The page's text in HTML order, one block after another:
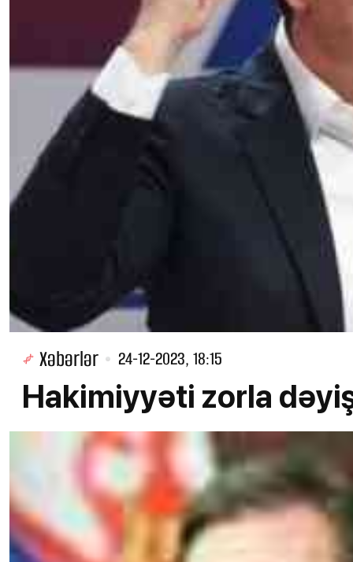
Xəbərlər 24-12-2023, 18:15
Hakimiyyəti zorla